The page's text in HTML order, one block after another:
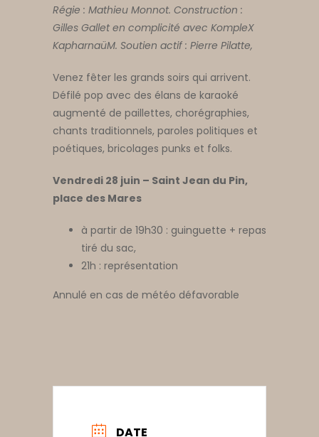
Régie : Mathieu Monnot. Construction :
Gilles Gallet en complicité avec KompleX
KapharnaüM. Soutien actif : Pierre Pilatte,
Venez fêter les grands soirs qui arrivent.
Défilé pop avec des élans de karaoké
augmenté de paillettes, chorégraphies,
chants traditionnels, paroles politiques et
poétiques, bricolages punks et folks.
Vendredi 28 juin – Saint Jean du Pin,
place des Mares
à partir de 19h30 : guinguette + repas
tiré du sac,
21h : représentation
Annulé en cas de météo défavorable
DATE